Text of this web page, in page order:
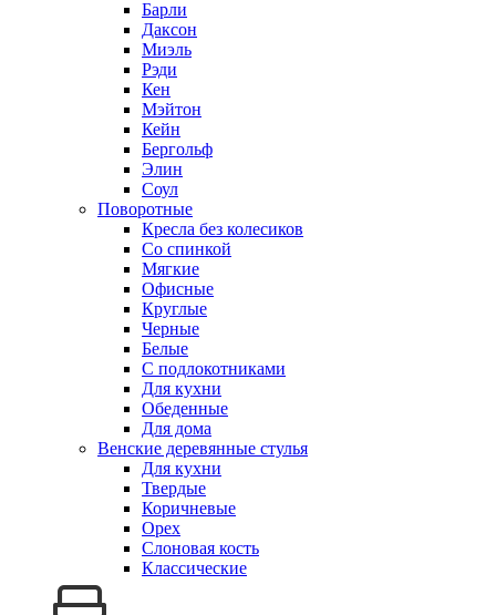
Барли
Даксон
Миэль
Рэди
Кен
Мэйтон
Кейн
Бергольф
Элин
Соул
Поворотные
Кресла без колесиков
Со спинкой
Мягкие
Офисные
Круглые
Черные
Белые
С подлокотниками
Для кухни
Обеденные
Для дома
Венские деревянные стулья
Для кухни
Твердые
Коричневые
Орех
Слоновая кость
Классические